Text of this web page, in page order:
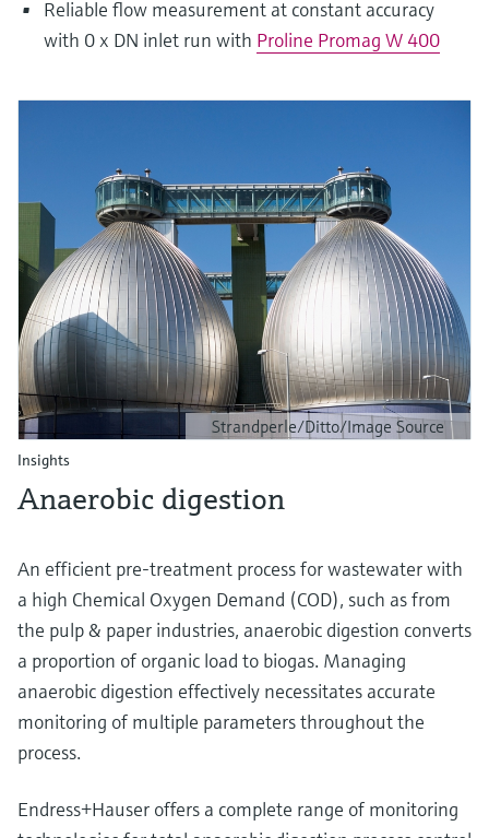
Reliable flow measurement at constant accuracy
with 0 x DN inlet run with Proline Promag W 400
Strandperle/Ditto/Image Source
Insights
Anaerobic digestion
An efficient pre-treatment process for wastewater with
a high Chemical Oxygen Demand (COD), such as from
the pulp & paper industries, anaerobic digestion converts
a proportion of organic load to biogas. Managing
anaerobic digestion effectively necessitates accurate
monitoring of multiple parameters throughout the
process.
Endress+Hauser offers a complete range of monitoring